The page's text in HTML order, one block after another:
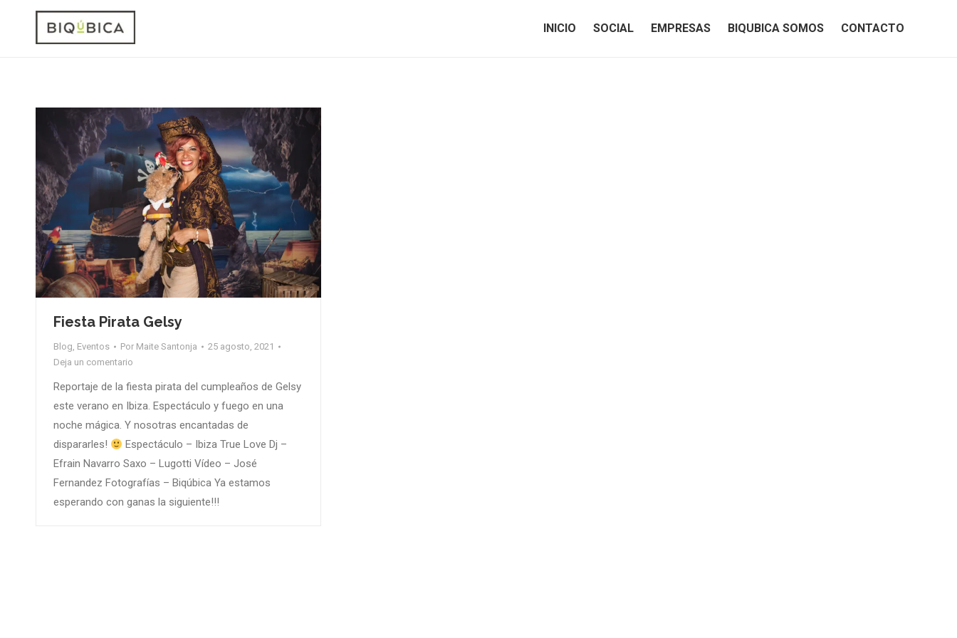
INICIO SOCIAL EMPRESAS BIQUBICA SOMOS CONTACTO
Fiesta Pirata Gelsy
Blog, Eventos Por Maite Santonja
25 agosto, 2021
Deja un comentario
Reportaje de la fiesta pirata del cumpleaños de Gelsy
este verano en Ibiza. Espectáculo y fuego en una
noche mágica. Y nosotras encantadas de
dispararles!
Espectáculo – Ibiza True Love Dj –
Efrain Navarro Saxo – Lugotti Vídeo – José
Fernandez Fotografías – Biqúbica Ya estamos
esperando con ganas la siguiente!!!
INICIO SOCIAL EMPRESAS BIQUBICA SOMOS CONTACTO